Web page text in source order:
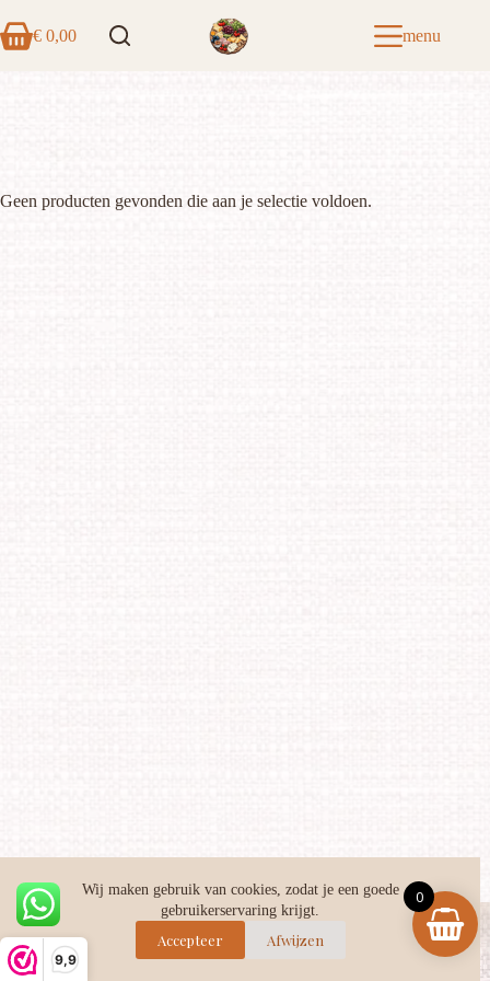
9,9
naar
de
Wij maken gebruik van cookies, zodat je een goede
gebruikerservaring krijgt.
Accepteer Afwijzen
Winkelwagen
€ 0,00 menu
Geen producten gevonden die aan je selectie voldoen.
Facebook Instagram
0